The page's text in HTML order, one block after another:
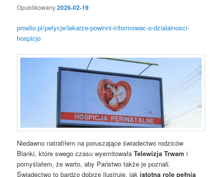
Opublikowany2026-02-19
proelio.pl/petycje/lekarze-powinni-informowac-o-dzialalnosci-
hospicjo
Niedawno natrafiłem na poruszające świadectwo rodziców
Blanki, które swego czasu wyemitowałaTelewizja Trwam i
pomyślałem, że warto, aby Państwo także je poznali.
Świadectwo to bardzo dobrze ilustruje, jakistotną rolę pełnią